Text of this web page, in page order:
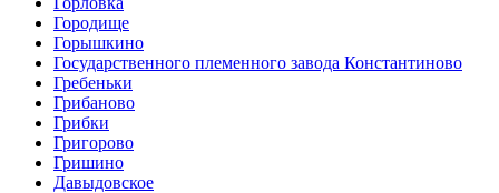
Городище
Горышкино
Государственного племенного завода Константиново
Гребеньки
Грибаново
Грибки
Григорово
Гришино
Давыдовское